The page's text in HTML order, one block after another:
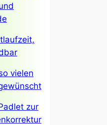
vielen
zur